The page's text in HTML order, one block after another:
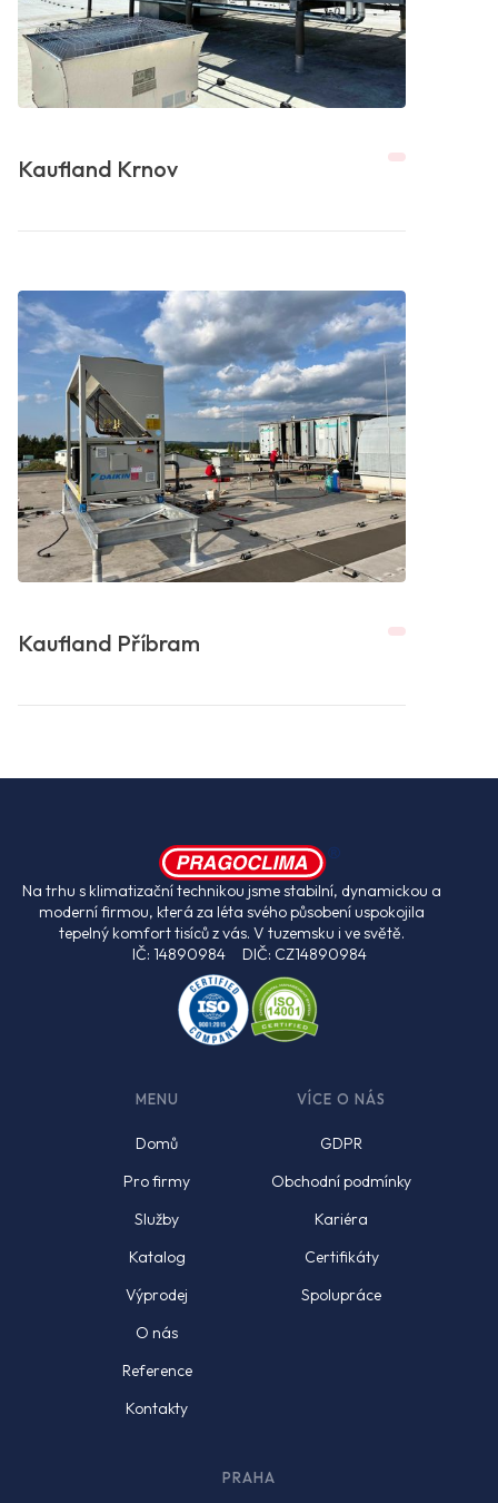
Kaufland Krnov
Kaufland Příbram
Na trhu s klimatizační technikou jsme stabilní, dynamickou a
moderní firmou, která za léta svého působení uspokojila
tepelný komfort tisíců z vás. V tuzemsku i ve světě.
IČ: 14890984 DIČ: CZ14890984
MENU
Domů
Pro firmy
Služby
Katalog
Výprodej
O nás
Reference
Kontakty
VÍCE O NÁS
GDPR
Obchodní podmínky
Kariéra
Certifikáty
Spolupráce
PRAHA